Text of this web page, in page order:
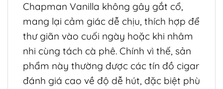
Chapman Vanilla không gây gắt cổ,
mang lại cảm giác dễ chịu, thích hợp để
thư giãn vào cuối ngày hoặc khi nhâm
nhi cùng tách cà phê. Chính vì thế, sản
phẩm này thường được các tín đồ cigar
đánh giá cao về độ dễ hút, đặc biệt phù